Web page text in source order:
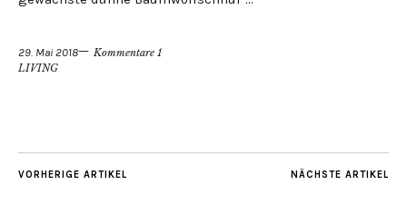
29. Mai 2018
Kommentare 1
LIVING
VORHERIGE ARTIKEL NÄCHSTE ARTIKEL